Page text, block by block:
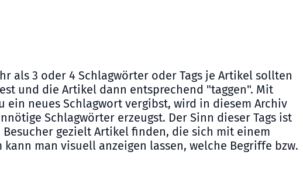
als 3 oder 4 Schlagwörter oder Tags je Artikel sollten
und die Artikel dann entsprechend "taggen". Mit
neues Schlagwort vergibst, wird in diesem Archiv
Schlagwörter erzeugst. Der Sinn dieser Tags ist
gezielt Artikel finden, die sich mit einem
man visuell anzeigen lassen, welche Begriffe bzw.